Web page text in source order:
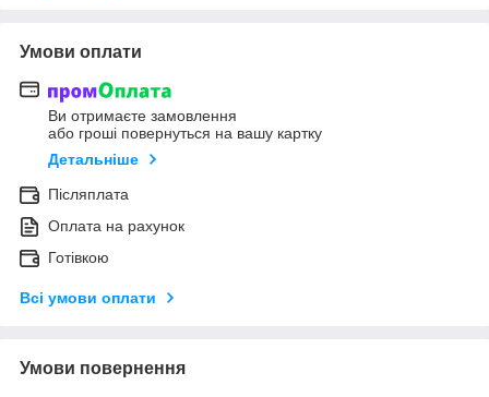
Умови оплати
Ви отримаєте замовлення
або гроші повернуться на вашу картку
Детальніше
Післяплата
Оплата на рахунок
Готівкою
Всі умови оплати
Умови повернення